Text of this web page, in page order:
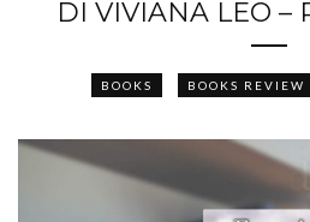
DI VIVIANA LEO –
BOOKS BOOKS REVIEW